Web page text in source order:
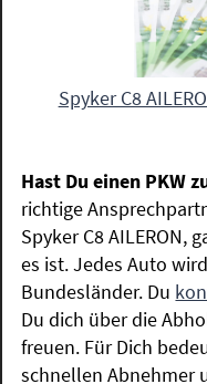
Spyker C8
Hast Du einen PKW
richtige
Spyker C8 AILERON,
es ist. Jedes Auto
Bundesländer. Du
Du dich über die
freuen. Für Dich
schnellen Abnehmer